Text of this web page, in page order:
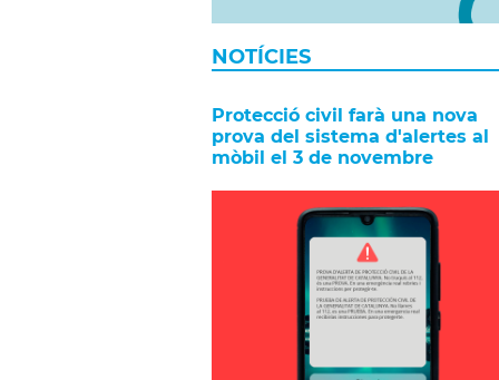
NOTÍCIES
Protecció civil farà una nova
prova del sistema d'alertes al
mòbil el 3 de novembre